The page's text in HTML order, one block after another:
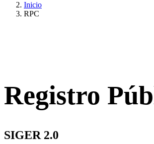
Inicio
RPC
Registro
SIGER 2.0